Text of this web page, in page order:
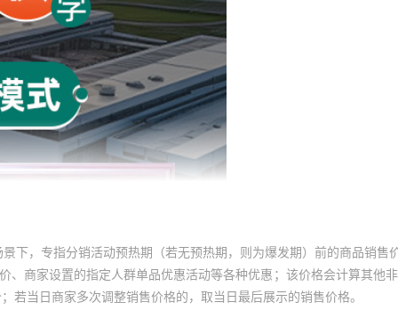
下，专指分销活动预热期（若无预热期，则为爆发期）前的商品销售
商家设置的指定人群单品优惠活动等各种优惠；该价格会计算其他
当日商家多次调整销售价格的，取当日最后展示的销售价格。